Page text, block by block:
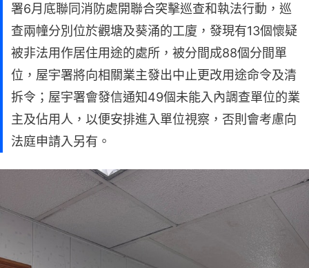
署6月底聯同消防處開聯合突擊巡查和執法行動，巡
查兩幢分別位於觀塘及葵涌的工廈，發現有13個懷疑
被非法用作居住用途的處所，被分間成88個分間單
位，屋宇署將向相關業主發出中止更改用途命令及清
拆令；屋宇署會發信通知49個未能入內調查單位的業
主及佔用人，以便安排進入單位視察，否則會考慮向
法庭申請入另有。